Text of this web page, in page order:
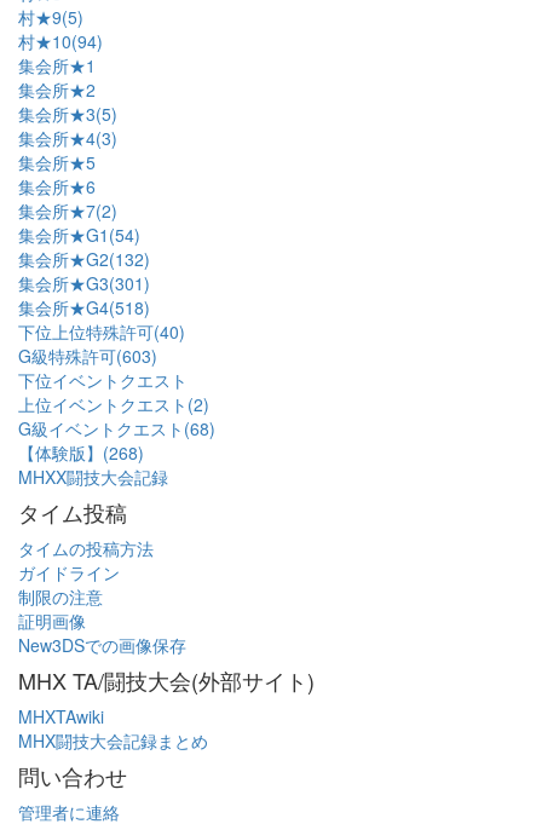
村★9(5)
村★10(94)
集会所★1
集会所★2
集会所★3(5)
集会所★4(3)
集会所★5
集会所★6
集会所★7(2)
集会所★G1(54)
集会所★G2(132)
集会所★G3(301)
集会所★G4(518)
下位上位特殊許可(40)
G級特殊許可(603)
下位イベントクエスト
上位イベントクエスト(2)
G級イベントクエスト(68)
【体験版】(268)
MHXX闘技大会記録
タイム投稿
タイムの投稿方法
ガイドライン
制限の注意
証明画像
New3DSでの画像保存
MHX TA/闘技大会(外部サイト)
MHXTAwiki
MHX闘技大会記録まとめ
問い合わせ
管理者に連絡